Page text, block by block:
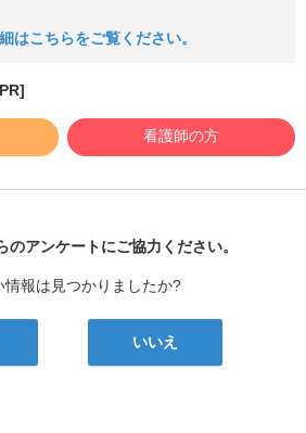
はこちらをご覧ください。
看護師の方
なび
のアンケートにご協力ください。
情報は見つかりましたか?
いいえ